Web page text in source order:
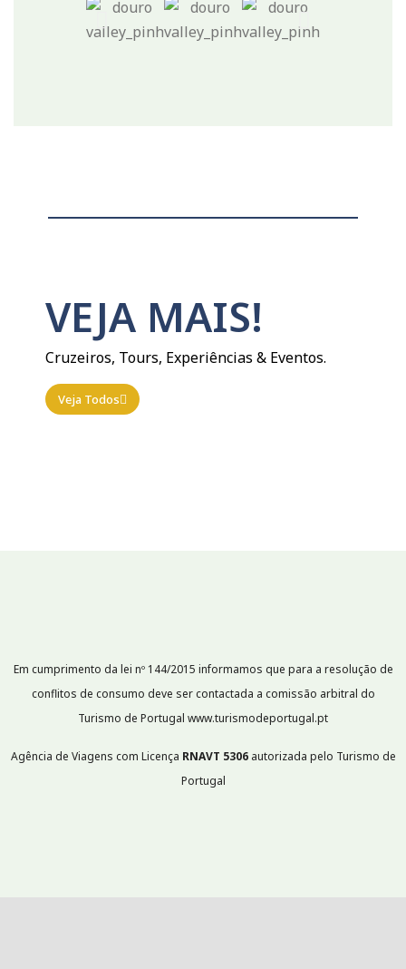
VEJA MAIS!
Cruzeiros, Tours, Experiências & Eventos.
Veja Todos
Em cumprimento da lei nº 144/2015 informamos que para a resolução de
conflitos de consumo deve ser contactada a comissão arbitral do
Turismo de Portugal www.turismodeportugal.pt
Agência de Viagens com Licença RNAVT 5306 autorizada pelo Turismo de
Portugal